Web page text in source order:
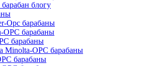
блогу
Opc барабаны
OPC барабаны
барабаны
Minolta-OPC барабаны
барабаны